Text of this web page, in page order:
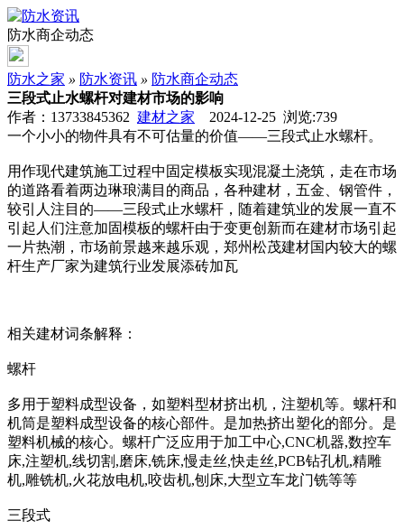
防水商企动态
防水之家 » 防水资讯 » 防水商企动态
三段式止水螺杆对建材市场的影响
作者：13733845362 建材之家 2024-12-25 浏览:739
一个小小的物件具有不可估量的价值——三段式止水螺杆。
用作现代建筑施工过程中固定模板实现混凝土浇筑，走在市场
的道路看着两边琳琅满目的商品，各种建材，五金、钢管件，
较引人注目的——三段式止水螺杆，随着建筑业的发展一直不
引起人们注意加固模板的螺杆由于变更创新而在建材市场引起
一片热潮，市场前景越来越乐观，郑州松茂建材国内较大的螺
杆生产厂家为建筑行业发展添砖加瓦
相关建材词条解释：
螺杆
多用于塑料成型设备，如塑料型材挤出机，注塑机等。螺杆和
机筒是塑料成型设备的核心部件。是加热挤出塑化的部分。是
塑料机械的核心。螺杆广泛应用于加工中心,CNC机器,数控车
床,注塑机,线切割,磨床,铣床,慢走丝,快走丝,PCB钻孔机,精雕
机,雕铣机,火花放电机,咬齿机,刨床,大型立车龙门铣等等
三段式